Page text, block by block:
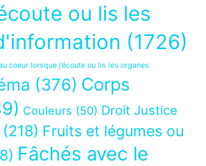
ou lis les
(1726)
coeur lorsque j’écoute ou lis les organes
(376) Corps
Couleurs (50) Droit Justice
(218) Fruits et légumes ou
Fâchés avec le